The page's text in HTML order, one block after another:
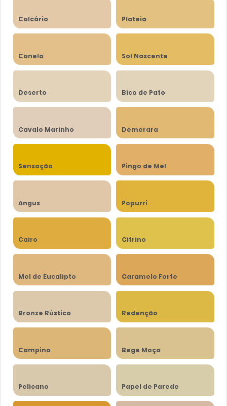
Calcário Plateia
Canela Sol Nascente
Deserto Bico de Pato
Cavalo Marinho Demerara
Sensação Pingo de Mel
Angus Popurri
Cairo Citrino
Mel de Eucalipto Caramelo Forte
Bronze Rústico Redenção
Campina Bege Moça
Pelicano Papel de Parede